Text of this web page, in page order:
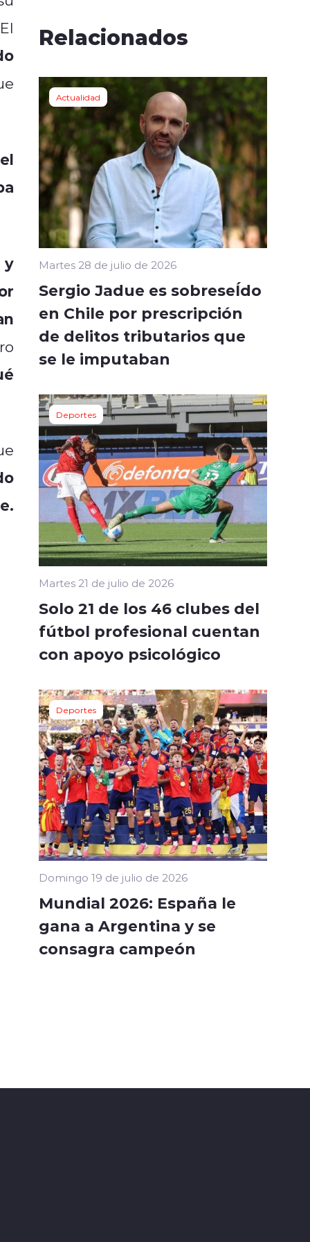
y
Relacionados
Actualidad
Martes 28 de julio de 2026
Sergio Jadue es sobreseÍdo
en Chile por prescripción
de delitos tributarios que
se le imputaban
Deportes
Martes 21 de julio de 2026
Solo 21 de los 46 clubes del
fútbol profesional cuentan
con apoyo psicológico
Deportes
Domingo 19 de julio de 2026
Mundial 2026: España le
gana a Argentina y se
consagra campeón